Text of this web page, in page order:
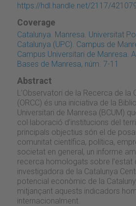
https://hdl.handle.net/2117/
Coverage
Catalunya. Manresa. Universitat
Catalunya (UPC). Campus de
Campus Universitari de Manresa.
Bases de Manresa, núm. 7-11
Abstract
L’Observatori de la Recerca de la
(ORCC) és una iniciativa de la
Universitari de Manresa (BCUM)
col·laboració d’institucions del
principals objectius són el de
comunitat científica, política,
societat en general, un informe
recerca homologats sobre l’estat
investigadora de la Catalunya
potencial econòmic de la
mitjançant aquests indicadors
internacionalment.